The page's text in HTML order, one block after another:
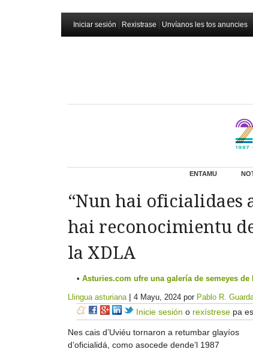
Iniciar sesión Rexistrase Unvíanos les tos anuncies
ENTAMU
“Nun hai oficialidaes
hai reconocimientu
la XDLA
Asturies.com ufre una galería de semeyes
Llingua asturiana | 4 Mayu, 2024 por Pablo R.
Inicie sesión o rexístrese pa
Nes cais d’Uviéu tornaron a retumbar glayíos
d’oficialidá, como asocede dende’l 1987